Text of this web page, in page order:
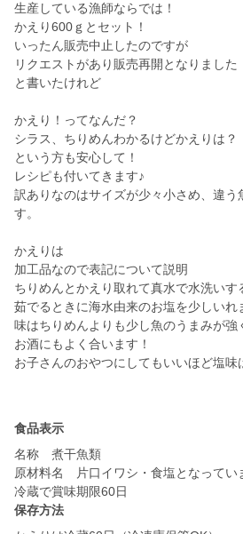
生産している漁師ならでは！
かえり600ｇとセット！
いったん販売中止したのですが
リクエストがあり販売再開となりました
と書いたけれど
かえり！ってなんだ？
シラス、ちりめんわかるけどかえりは？
という方も安心して！
レシピも付いてきます♪
訳ありなのはサイズが少々小さめ、違う
す。
かえりは
加工品なので表記について説明
ちりめんとかえり取れて真水で水洗いす
茹でるときに海水由来のお塩を少しいれ
味はちりめんよりも少し魚のうまみが強
お酒にもよく合います！
お子さんのおやつにしてもいいほど塩味
食品表示
名称 煮干魚類
原材料名 片口イワシ・食塩となってい
冷蔵で賞味期限60日
保存方法